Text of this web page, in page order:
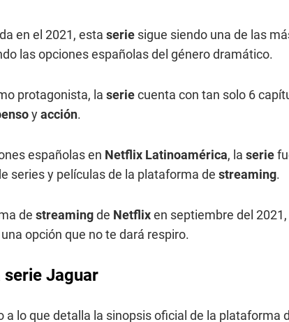
en el 2021, esta serie sigue siendo una de las
las opciones españolas del género dramático.
protagonista, la seriecuenta con tan solo 6
yacción.
españolas en Netflix Latinoamérica, la serie
series y películas de la plataforma de streaming.
de streamingde Netflixen septiembre del
opción que no te dará respiro.
Jaguar
a lo que detalla la sinopsis oficial de la plataforma